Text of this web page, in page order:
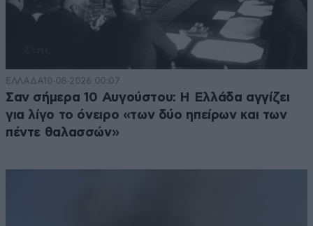
ΕΛΛΑΔΑ10·08·2026 00:07
Σαν σήμερα 10 Αυγούστου: Η Ελλάδα αγγίζει
για λίγο το όνειρο «των δύο ηπείρων και των
πέντε θαλασσών»